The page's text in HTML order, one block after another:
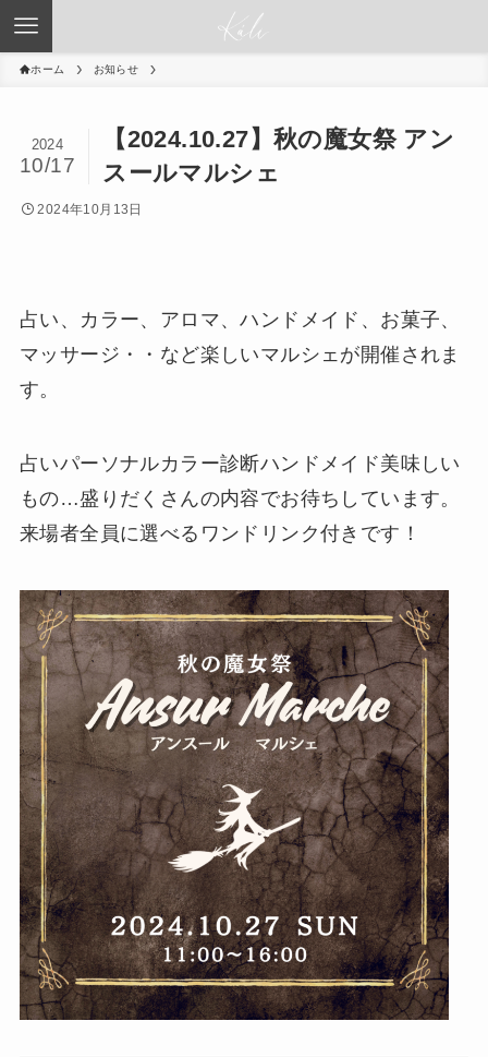
ホーム お知らせ
【2024.10.27】秋の魔女祭 アン
スールマルシェ
2024
10/17
2024年10月13日
占い、カラー、アロマ、ハンドメイド、お菓子、
マッサージ・・など楽しいマルシェが開催されま
す。
占いパーソナルカラー診断ハンドメイド美味しい
もの…盛りだくさんの内容でお待ちしています。
来場者全員に選べるワンドリンク付きです！